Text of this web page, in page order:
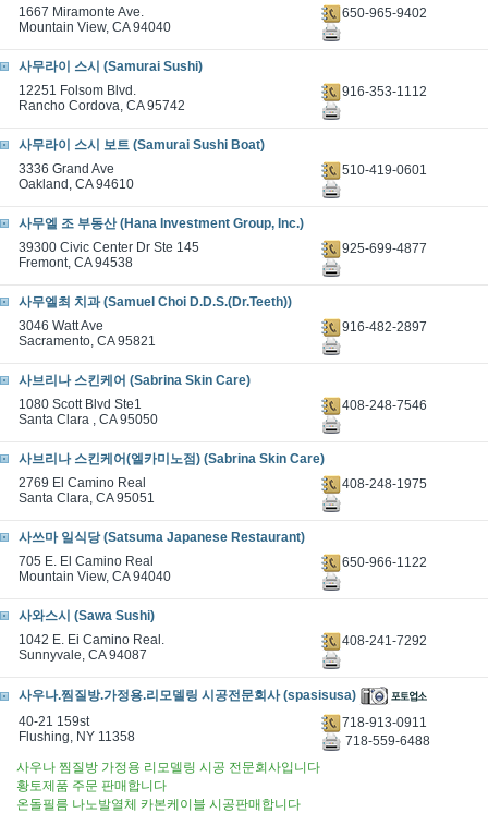
1667 Miramonte Ave.
Mountain View, CA 94040
650-965-9402
사무라이 스시 (Samurai Sushi)
12251 Folsom Blvd.
Rancho Cordova, CA 95742
916-353-1112
사무라이 스시 보트 (Samurai Sushi Boat)
3336 Grand Ave
Oakland, CA 94610
510-419-0601
사무엘 조 부동산 (Hana Investment Group, Inc.)
39300 Civic Center Dr Ste 145
Fremont, CA 94538
925-699-4877
사무엘최 치과 (Samuel Choi D.D.S.(Dr.Teeth))
3046 Watt Ave
Sacramento, CA 95821
916-482-2897
사브리나 스킨케어 (Sabrina Skin Care)
1080 Scott Blvd Ste1
Santa Clara , CA 95050
408-248-7546
사브리나 스킨케어(엘카미노점) (Sabrina Skin Care)
2769 El Camino Real
Santa Clara, CA 95051
408-248-1975
사쓰마 일식당 (Satsuma Japanese Restaurant)
705 E. El Camino Real
Mountain View, CA 94040
650-966-1122
사와스시 (Sawa Sushi)
1042 E. Ei Camino Real.
Sunnyvale, CA 94087
408-241-7292
사우나.찜질방.가정용.리모델링 시공전문회사 (spasisusa)
40-21 159st
Flushing, NY 11358
718-913-0911
718-559-6488
사우나 찜질방 가정용 리모델링 시공 전문회사입니다
황토제품 주문 판매합니다
온돌필름 나노발열체 카본케이블 시공판매합니다